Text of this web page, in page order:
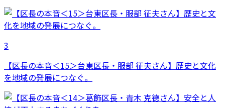
3
【区長の本音＜15＞台東区長・服部 征夫さん】歴史と文化
を地域の発展につなぐ。